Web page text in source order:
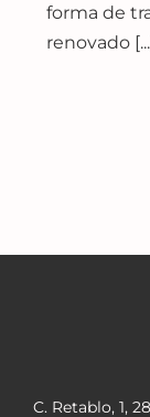
forma de
renovado
C. Retablo, 1,